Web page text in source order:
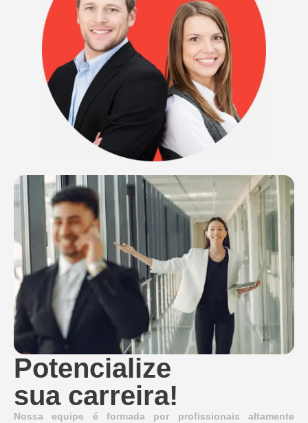
Potencialize
sua carreira!
Nossa equipe é formada por profissionais altamente